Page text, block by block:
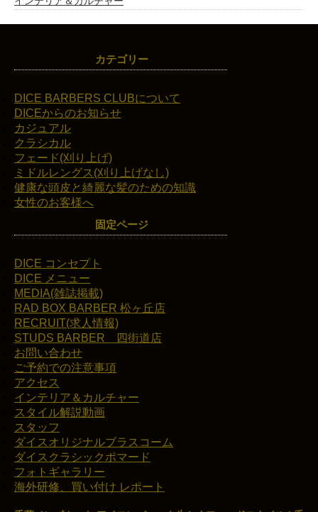
カテゴリー
DICE BARBERS CLUBについて
DICEからのお知らせ
カジュアル
クラシカル
フェード(刈り上げ)
ミドルレングス(刈り上げなし)
健康な頭皮と綺麗な髪のための知識
女性のお客様へ
固定ページ
DICE コンセプト
DICE メニュー
MEDIA(雑誌掲載)
RAD BOX BARBER 松ヶ丘店
RECRUIT(求人情報)
STUDS BARBER 四街道店
お問い合わせ
ご予約での注意事項
アクセス
インテリア＆カルチャー
スタイル解説動画
スタッフ
ダイスオリジナルブラスコーム
ダイスクラシックポマード
フォトギャラリー
海外研修、買い付け レポート